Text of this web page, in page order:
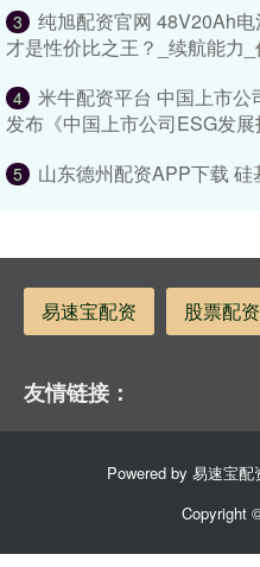
3
纯旭配资官网 48V20Ah
才是性价比之王？_续航能力
4
米牛配资平台 中国上市
发布《中国上市公司ESG发展
5 山东德州配资APP下载
易速宝配资 股票配
友情链接：
Powered by 易速宝配
Copyright